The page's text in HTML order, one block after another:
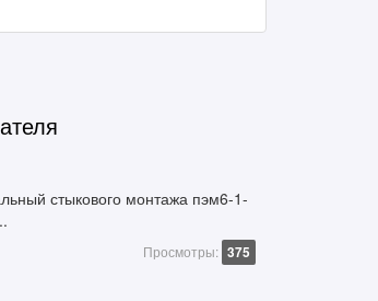
стыкового монтажа пэм6-1-
Просмотры: 375